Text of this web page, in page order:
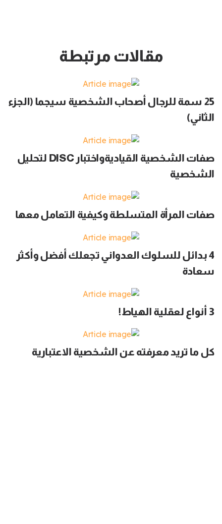
مقالات مرتبطة
25 سمة للرجال أصحاب الشخصية سيجما (الجزء
الثاني)
صفات الشخصية القياديةواختبار DISC لتحليل
الشخصية
صفات المرأة المتسلطة وكيفية التعامل معها
4 بدائل للسلوك العدواني تجعلك أفضل وأكثر
سعادة
3 أنواع لعقلية الهياط!
كل ما تريد معرفته عن الشخصية الاعتبارية